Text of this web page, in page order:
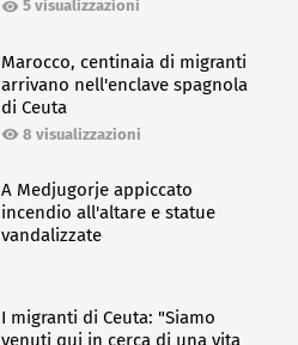
5 visualizzazioni
Marocco, centinaia di migranti
arrivano nell'enclave spagnola
di Ceuta
8 visualizzazioni
A Medjugorje appiccato
incendio all'altare e statue
vandalizzate
I migranti di Ceuta: "Siamo
venuti qui in cerca di una vita